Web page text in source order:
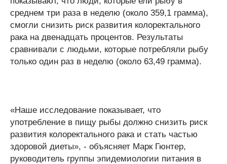
среднем три раза в неделю (около 359,1 грамма),
смогли снизить риск развития колоректального
рака на двенадцать процентов. Результаты
сравнивали с людьми, которые потребляли рыбу
только один раз в неделю (около 63,49 грамма).
«Наше исследование показывает, что
употребление в пищу рыбы должно снизить риск
развития колоректального рака и стать частью
здоровой диеты», - объясняет Марк Гюнтер,
руководитель группы эпидемиологии питания в